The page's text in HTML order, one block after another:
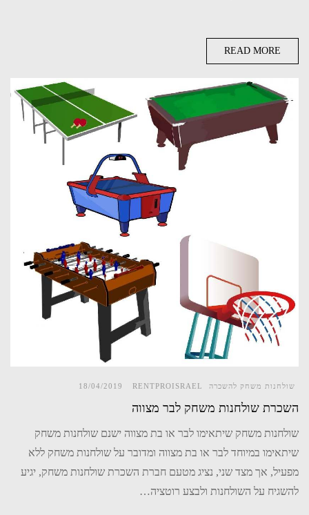
READ MORE
שולחנות משחק להשכרה RENTPROISRAEL
18/04/2019
השכרת שולחנות משחק לבר מצווה
שולחנות משחק שיתאימו לבר או בת מצווה ישנם שולחנות משחק
שיתאימו במיוחד לבר או בת מצווה ומדובר על שולחנות משחק ללא
מפעיל, אך מצד שני, נציג מטעם חברת השכרת שולחנות משחק, יגיע
להשגיח על השולחנות ולבצע רוטציה…